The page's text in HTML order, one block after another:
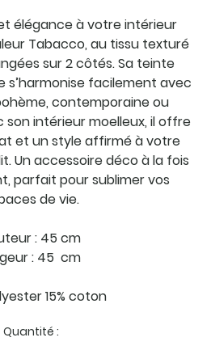
élégance à votre intérieur
Tabacco, au tissu texturé
sur 2 côtés. Sa teinte
facilement avec
contemporaine ou
son intérieur moelleux, il offre
et un style affirmé à votre
Un accessoire déco à la fois
parfait pour sublimer vos
de vie.
: 45 cm
: 45 cm
15% coton
Quantité :